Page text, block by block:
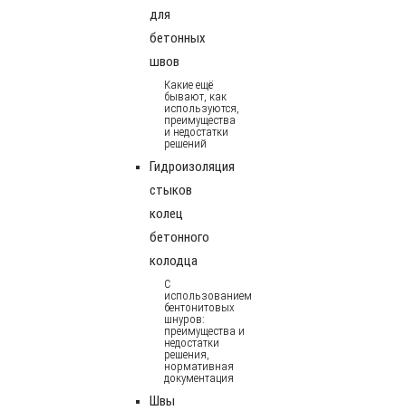
для
бетонных
швов
Какие ещё
бывают, как
используются,
преимущества
и недостатки
решений
Гидроизоляция
стыков
колец
бетонного
колодца
С
использованием
бентонитовых
шнуров:
преимущества и
недостатки
решения,
нормативная
документация
Швы